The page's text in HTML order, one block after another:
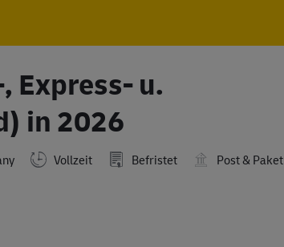
Express- u.
in 2026
Vollzeit Befristet
Post & Paket